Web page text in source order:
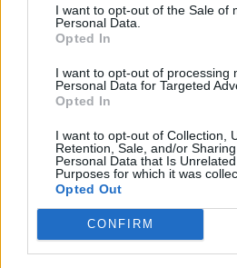
I want to opt-out of the Sale of
Personal Data.
Opted In
I want to opt-out of processing
Personal Data for Targeted
Opted In
I want to opt-out of Collection,
Retention, Sale, and/or
Personal Data that Is
Purposes for which it was
Opted Out
CONFIRM
Telefon:
Bemutatkozás: A tételek a leütési ár
után kerülnek a vevő tulajdonába.
köteles.
GALÉRIA TOVÁBBI